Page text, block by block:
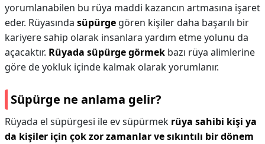
yorumlanabilen bu rüya maddi kazancın artmasına işaret
eder. Rüyasında süpürge gören kişiler daha başarılı bir
kariyere sahip olarak insanlara yardım etme yolunu da
açacaktır. Rüyada süpürge görmek bazı rüya alimlerine
göre de yokluk içinde kalmak olarak yorumlanır.
Süpürge ne anlama gelir?
Rüyada el süpürgesi ile ev süpürmek rüya sahibi kişi ya
da kişiler için çok zor zamanlar ve sıkıntılı bir dönem